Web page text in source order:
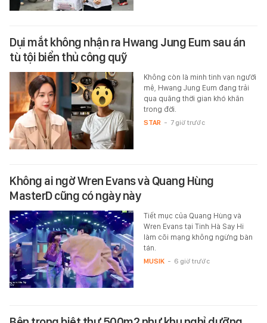
Dụi mắt không nhận ra Hwang Jung Eum sau án
tù tội biển thủ công quỹ
Không còn là minh tinh vạn người
mê, Hwang Jung Eum đang trải
qua quãng thời gian khó khăn
trong đời.
STAR - 7 giờ trước
Không ai ngờ Wren Evans và Quang Hùng
MasterD cũng có ngày này
Tiết mục của Quang Hùng và
Wren Evans tại Tinh Hà Say Hi
làm cõi mạng không ngừng bàn
tán.
MUSIK - 6 giờ trước